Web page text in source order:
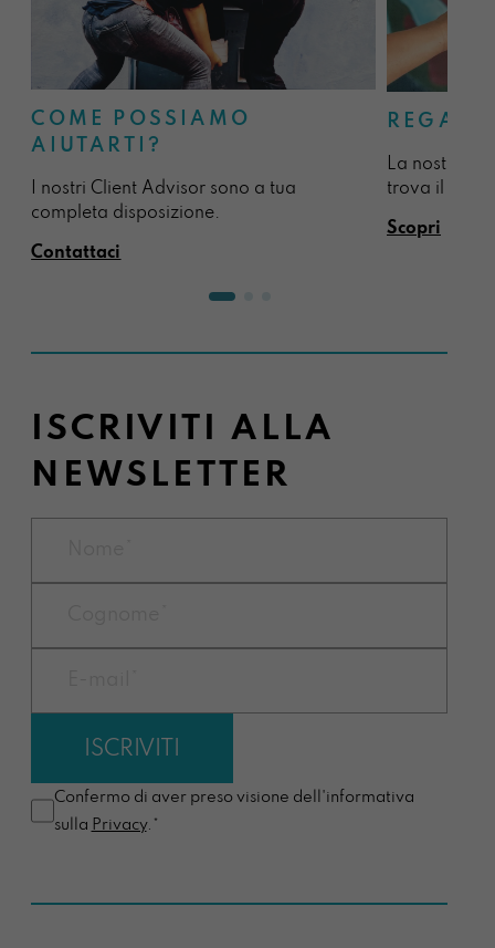
COME POSSIAMO
AIUTARTI?
I nostri Client Advisor sono a tua
completa disposizione.
Contattaci
La nostra
trova il
Scopri
ISCRIVITI ALLA
NEWSLETTER
Confermo di aver preso visione dell'informativa
sulla Privacy.*